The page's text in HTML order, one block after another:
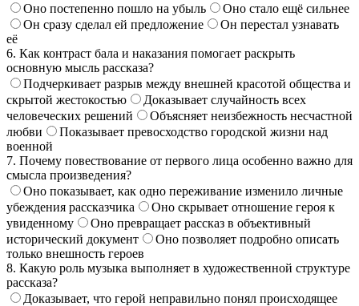
Оно постепенно пошло на убыль
Оно стало ещё сильнее
Он сразу сделал ей предложение
Он перестал узнавать
её
6. Как контраст бала и наказания помогает раскрыть
основную мысль рассказа?
Подчеркивает разрыв между внешней красотой общества и
скрытой жестокостью
Доказывает случайность всех
человеческих решений
Объясняет неизбежность несчастной
любви
Показывает превосходство городской жизни над
военной
7. Почему повествование от первого лица особенно важно для
смысла произведения?
Оно показывает, как одно переживание изменило личные
убеждения рассказчика
Оно скрывает отношение героя к
увиденному
Оно превращает рассказ в объективный
исторический документ
Оно позволяет подробно описать
только внешность героев
8. Какую роль музыка выполняет в художественной структуре
рассказа?
Доказывает, что герой неправильно понял происходящее